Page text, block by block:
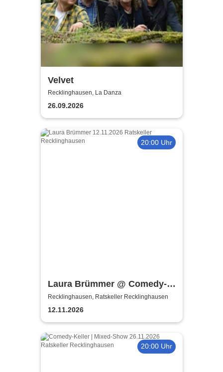
Velvet
Recklinghausen, La Danza
26.09.2026
20:00 Uhr
Laura Brümmer @ Comedy-
Keller | Hochgestapelt
Recklinghausen, Ratskeller Recklinghausen
12.11.2026
20:00 Uhr